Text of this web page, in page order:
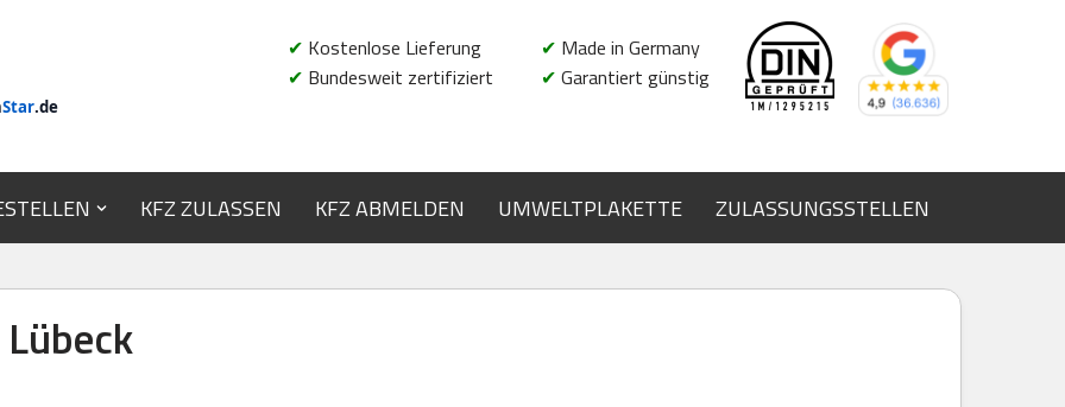
Star.de
✔ Kostenlose Lieferung
✔ Bundesweit zertifiziert
✔ Made in Germany
✔ Garantiert günstig
KFZ ZULASSEN KFZ ABMELDEN UMWELTPLAKETTE ZULASSUNGSSTELLEN